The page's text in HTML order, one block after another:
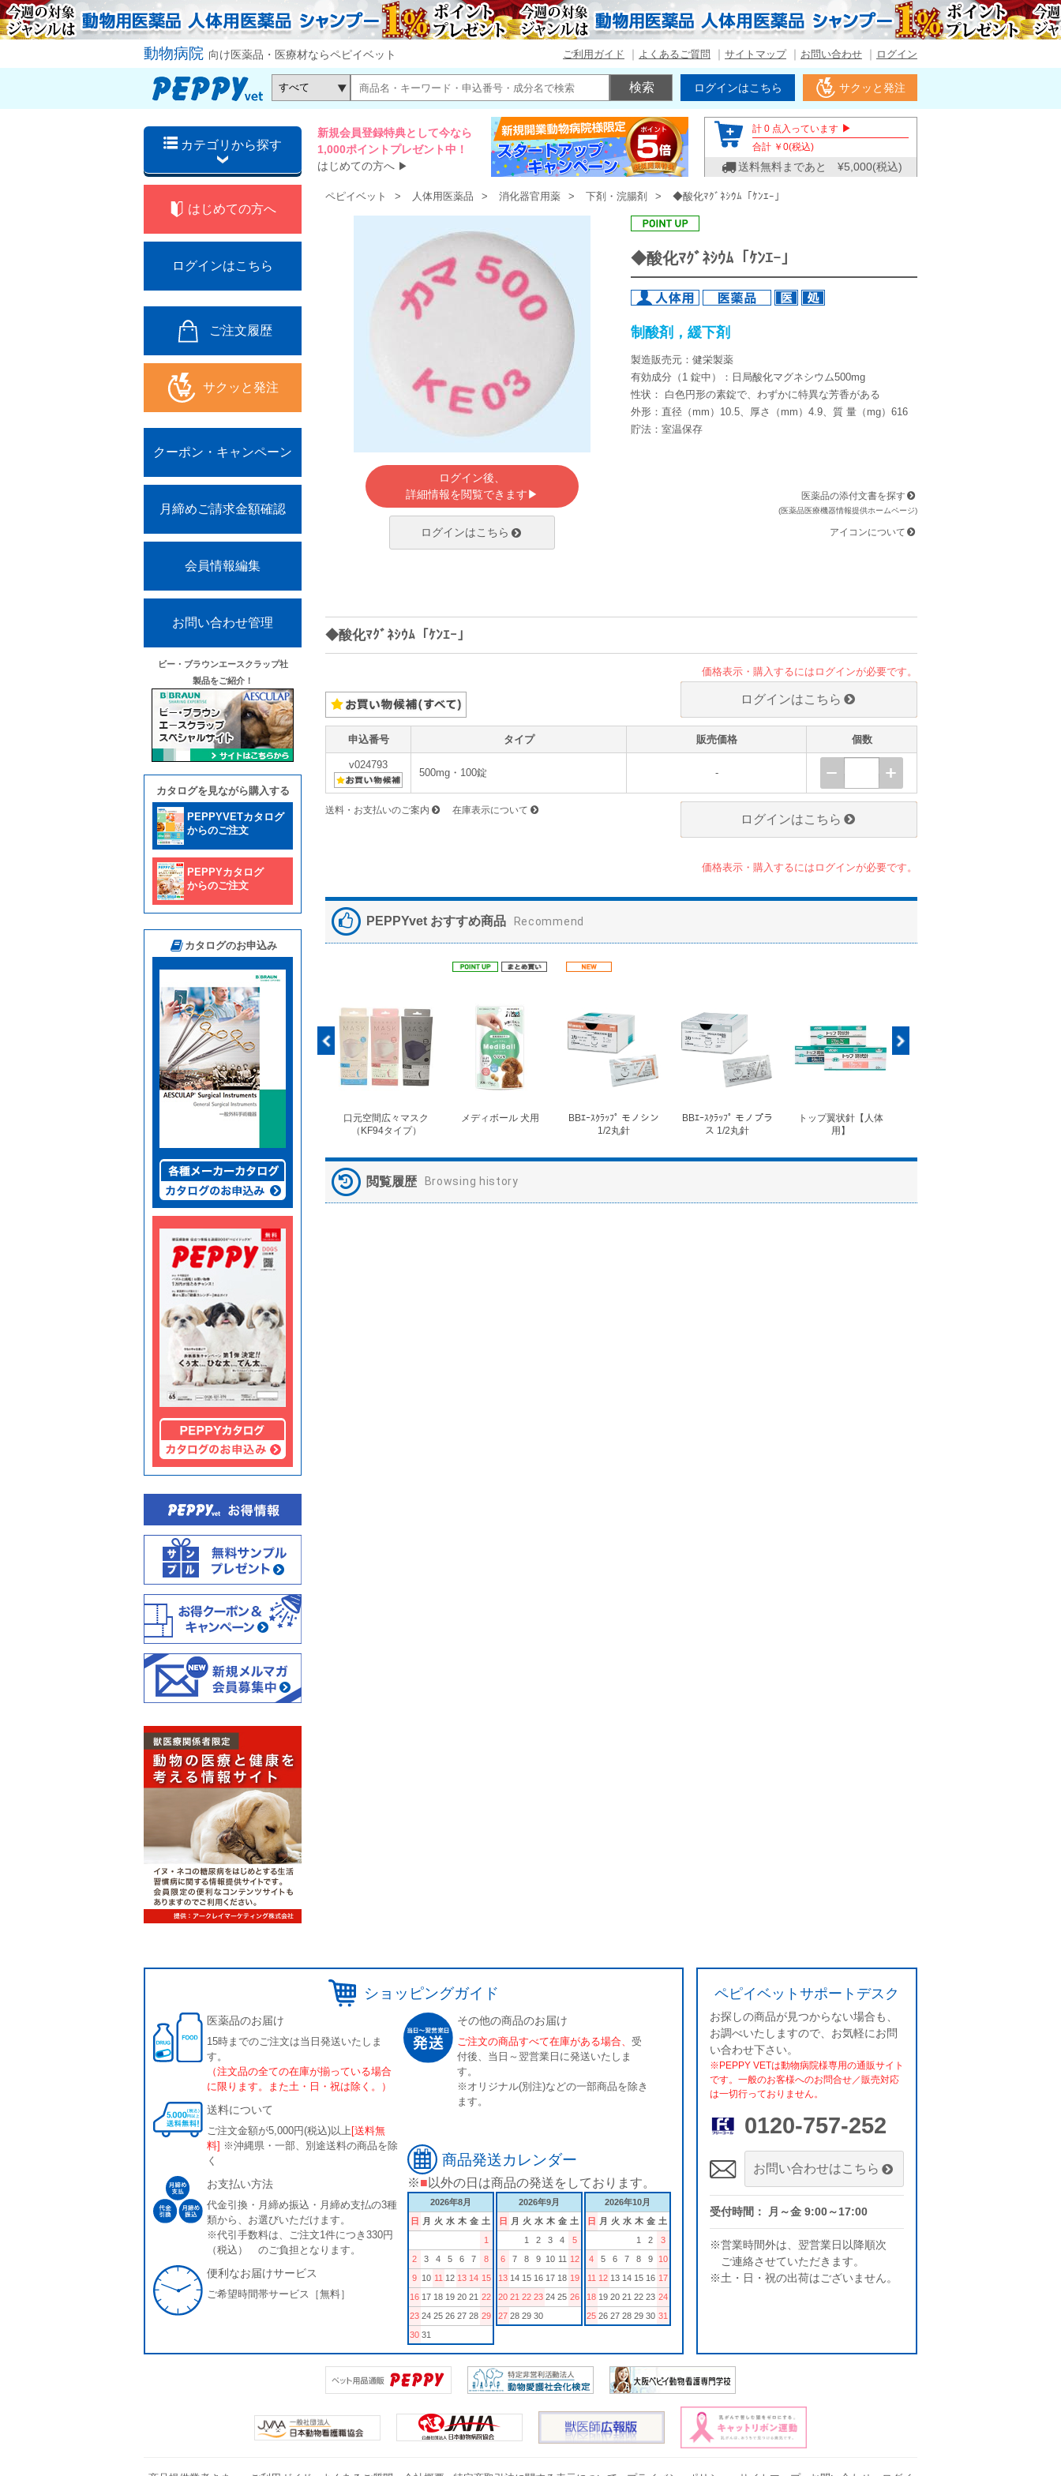
動物病院 向け医薬品・医療材ならペピイベット ご利用ガイド よくあるご質問 サイトマップ お問い合わせ ログイン
ログインはこちら サクッと発注
カテゴリから探す
新規会員登録特典として今なら
1,000ポイントプレゼント中！
はじめての方へ ▶
計 0 点入っています ▶
合計 ￥ 0(税込)
送料無料まであと ¥5,000(税込)
はじめての方へ
ログインはこちら
ご注文履歴
サクッと発注
クーポン・キャンペーン
月締めご請求金額確認
会員情報編集
お問い合わせ管理
ビー・ブラウンエースクラップ社
製品をご紹介！
カタログを見ながら購入する
PEPPYVETカタログ
からのご注文
PEPPYカタログ
からのご注文
カタログのお申込み
ペピイベット 人体用医薬品 消化器官用薬 下剤・浣腸剤 ◆酸化ﾏｸﾞﾈｼｳﾑ「ｹﾝｴｰ」
ログイン後、
詳細情報を閲覧できます▶
ログインはこちら
◆酸化ﾏｸﾞﾈｼｳﾑ「ｹﾝｴｰ」
制酸剤，緩下剤
製造販売元：健栄製薬
有効成分（1 錠中）：日局酸化マグネシウム500mg
性状： 白色円形の素錠で、わずかに特異な芳香がある
外形：直径（mm）10.5、厚さ（mm）4.9、質 量（mg）616
貯法：室温保存
医薬品の添付文書を探す
(医薬品医療機器情報提供ホームページ)
アイコンについて
◆酸化ﾏｸﾞﾈｼｳﾑ「ｹﾝｴｰ」
価格表示・購入するにはログインが必要です。
ログインはこちら
申込番号 タイプ 販売価格 個数
v024793
500mg・100錠 -
送料・お支払いのご案内 在庫表示について
ログインはこちら
価格表示・購入するにはログインが必要です。
PEPPYvet おすすめ商品 Recommend
ペピイマジカルシーツ
口元空間広々マスク
（KF94タイプ）
メディボール 犬用
BBｴｰｽｸﾗｯﾌﾟ モノシン
1/2丸針
BBｴｰｽｸﾗｯﾌﾟ モノプラ
ス 1/2丸針
トップ翼状針【人体
用】
閲覧履歴 Browsing history
ショッピングガイド
医薬品のお届け
15時までのご注文は当日発送いたしま
す。
（注文品の全ての在庫が揃っている場合
に限ります。また土・日・祝は除く。）
送料について
ご注文金額が5,000円(税込)以上 [送料無
料] ※沖縄県・一部、別途送料の商品を除
く
お支払い方法
代金引換・月締め振込・月締め支払の3種
類から、お選びいただけます。
※代引手数料は、ご注文1件につき330円
（税込） のご負担となります。
便利なお届けサービス
ご希望時間帯サービス［無料］
その他の商品のお届け
ご注文の商品すべて在庫がある場合、 受
付後、当日～翌営業日に発送いたしま
す。
※オリジナル(別注)などの一部商品を除き
ます。
商品発送カレンダー
※■以外の日は商品の発送をしております。
2026年8月
日 月 火 水 木 金 土
1
2
3 4 5 6 7
8
9 10 11 12 13 14 15
16 17 18 19 20 21 22
23 24 25 26 27 28 29
30 31
2026年9月
日 月 火 水 木 金 土
1
2 3 4
5
6
7 8 9 10 11 12
13 14 15 16 17 18 19
20 21 22 23 24 25 26
27 28 29 30
2026年10月
日 月 火 水 木 金 土
1
2
3
4
5 6 7 8 9
10
11 12 13 14 15 16 17
18 19 20 21 22 23 24
25 26 27 28 29 30 31
ペピイベットサポートデスク
お探しの商品が見つからない場合も、
お調べいたしますので、お気軽にお問
い合わせ下さい。
※PEPPY VETは動物病院様専用の通販サイト
です。一般のお客様へのお問合せ／販売対応
は一切行っておりません。
0120-757-252
お問い合わせはこちら
受付時間： 月～金 9:00～17:00
※営業時間外は、翌営業日以降順次
ご連絡させていただきます。
※土・日・祝の出荷はございません。